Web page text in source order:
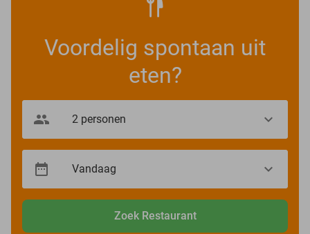
Voordelig spontaan uit
eten?
Zoek Restaurant